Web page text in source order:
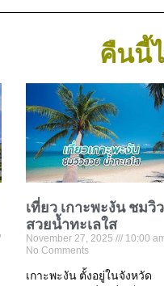
คืนนี้
เที่ยว เกาะพะงัน ชมวิว
สวยน้ำทะเลใส
November 27, 2025
10:00
No Comments
เกาะพะงัน ตั้งอยู่ในจังหวัด